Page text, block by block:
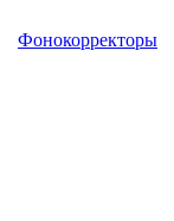
Фонокорректоры